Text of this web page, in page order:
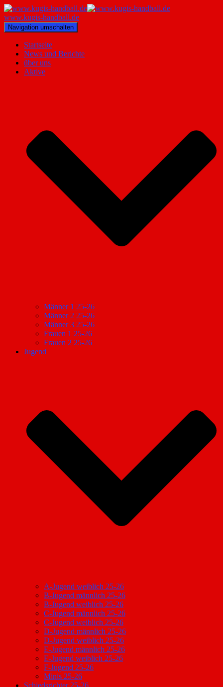
www.kugis-handball.de
Navigation umschalten
Startseite
News und Berichte
über uns
Aktive
Männer 1 25-26
Männer 2 25-26
Männer 3 25-26
Frauen 1 25-26
Frauen 2 25-26
Jugend
A-Jugend weiblich 25-26
B-Jugend männlich 25-26
B-Jugend weiblich 25-26
C-Jugend männlich 25-26
C-Jugend weiblich 25-26
D-Jugend männlich 25-26
D-Jugend weiblich 25-26
E-Jugend männlich 25-26
E-Jugend weiblich 25-26
F-Jugend 25-26
Minis 25-26
Schiedsrichter 25-26